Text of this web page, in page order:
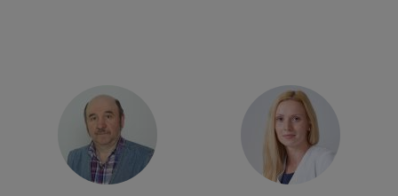
Projekti
Reitingi
Virtuālā tūre